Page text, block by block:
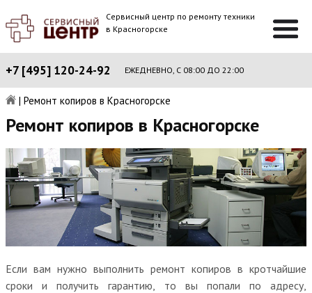
Сервисный центр по ремонту техники
в Красногорске
+7 [495] 120-24-92 ЕЖЕДНЕВНО, С 08:00 ДО 22:00
| Ремонт копиров в Красногорске
Ремонт копиров в Красногорске
Если вам нужно выполнить ремонт копиров в кротчайшие
сроки и получить гарантию, то вы попали по адресу,